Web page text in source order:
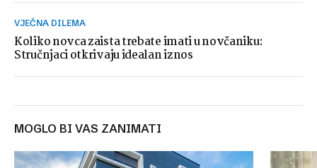
VJEČNA DILEMA
Koliko novca zaista trebate imati u novčaniku:
Stručnjaci otkrivaju idealan iznos
MOGLO BI VAS ZANIMATI